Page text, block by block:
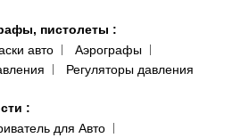
пистолеты :
авто
Аэрографы
Регуляторы давления
:
для Авто